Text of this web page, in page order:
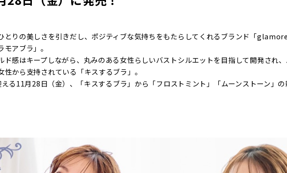
とりの美しさを引きだし、ポジティブな気持ちをもたらしてくれるブランド「
モアブラ」。
ド感はキープしながら、丸みのある女性らしいバストシルエットを目指して開発され
性から支持されている「キスするブラ」。
る11月28日（金）、「キスするブラ」から「フロストミント」「ムーンストーン」